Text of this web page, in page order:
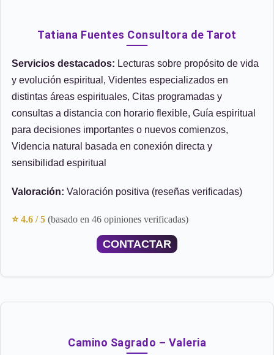
Tatiana Fuentes Consultora de Tarot
Servicios destacados: Lecturas sobre propósito de vida
y evolución espiritual, Videntes especializados en
distintas áreas espirituales, Citas programadas y
consultas a distancia con horario flexible, Guía espiritual
para decisiones importantes o nuevos comienzos,
Videncia natural basada en conexión directa y
sensibilidad espiritual
Valoración: Valoración positiva (reseñas verificadas)
⭐ 4.6 / 5 (basado en 46 opiniones verificadas)
CONTACTAR
Camino Sagrado – Valeria